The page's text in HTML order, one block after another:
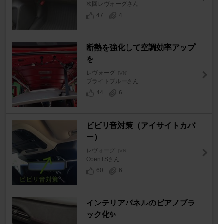
次回レヴォーグさん
47
4
断熱を強化して空調効率アップ
を
レヴォーグ [VN]
ブライトブルーさん
44
6
ビビリ音対策（アイサイトカバ
ー）
レヴォーグ [VN]
OpenTSさん
60
6
インテリアパネルのピアノブラ
ック化✨